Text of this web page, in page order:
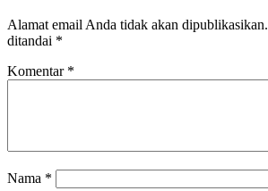
Alamat email Anda tidak akan dipublikasikan.
ditandai *
Komentar *
Nama *